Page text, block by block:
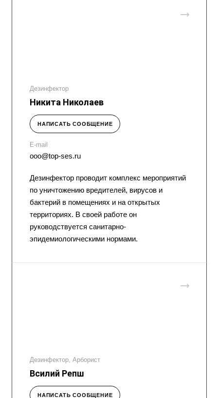
Дезинфектор
Никита Николаев
НАПИСАТЬ СООБЩЕНИЕ
E-mail
ooo@top-ses.ru
Дезинфектор проводит комплекс мероприятий
по уничтожению вредителей, вирусов и
бактерий в помещениях и на открытых
территориях. В своей работе он
руководствуется санитарно-
эпидемиологическими нормами.
Дезинфектор, Арборист
Всилий Репш
НАПИСАТЬ СООБЩЕНИЕ